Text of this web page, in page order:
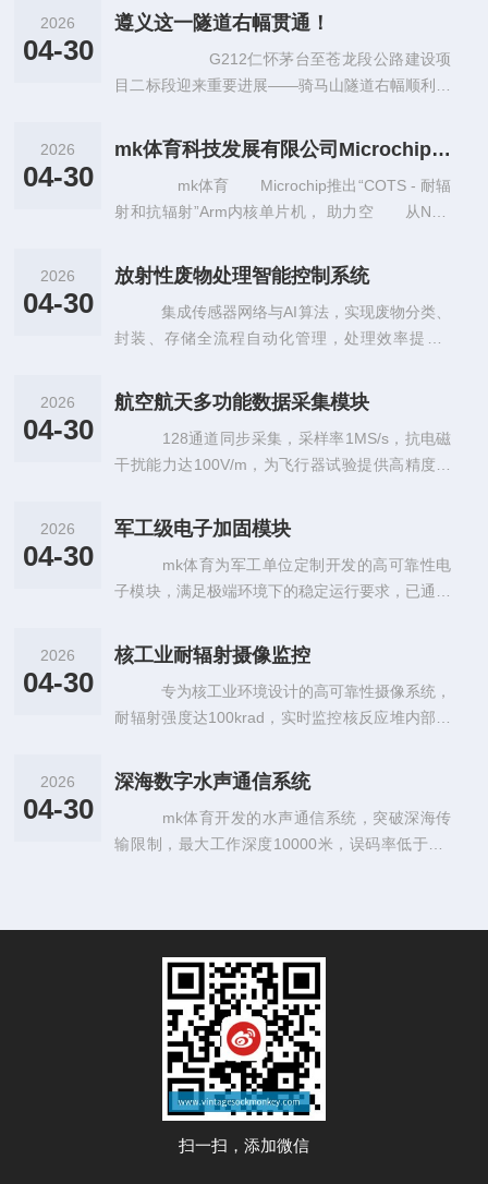
度，这种装备的动用将涉及庞大资源投
2026
04-30
遵义这一隧道右幅贯通！
G212仁怀茅台至苍龙段公路建设项
目二标段迎来重要进展——骑马山隧道右幅顺利贯
阶段性突破，为后续施工及全
2026
04-30
mk体育科技发展有限公司Microchip推出“COTS-耐辐射和抗辐射”Arm内核单片机助力空
mk体育 Microchip推出“COTS - 耐辐
射和抗辐射”Arm内核单片机， 助力空 从New
2026
04-30
放射性废物处理智能控制系统
集成传感器网络与AI算法，实现废物分类、
封装、存储全流程自动化管理，处理效率提升3
2026
04-30
航空航天多功能数据采集模块
128通道同步采集，采样率1MS/s，抗电磁
干扰能力达100V/m，为飞行器试验提供高精度数
2026
04-30
军工级电子加固模块
mk体育为军工单位定制开发的高可靠性电
子模块，满足极端环境下的稳定运行要求，已通过
2026
04-30
核工业耐辐射摄像监控
专为核工业环境设计的高可靠性摄像系统，
耐辐射强度达100krad，实时监控核反应堆内部状
2026
04-30
深海数字水声通信系统
mk体育开发的水声通信系统，突破深海传
输限制，最大工作深度10000米，误码率低于10⁻
扫一扫，添加微信